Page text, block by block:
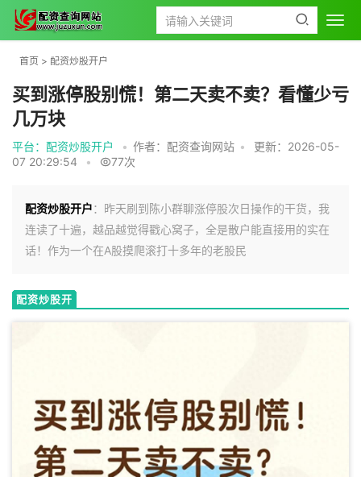
首页 > 配资炒股开户
买到涨停股别慌！第二天卖不卖？看懂少亏
几万块
平台：配资炒股开户 • 作者：配资查询网站 •
更新：2026-05-
07 20:29:54
• 77次
配资炒股开户：昨天刷到陈小群聊涨停股次日操作的干货，我
连读了十遍，越品越觉得戳心窝子，全是散户能直接用的实在
话！作为一个在A股摸爬滚打十多年的老股民
配资炒股开